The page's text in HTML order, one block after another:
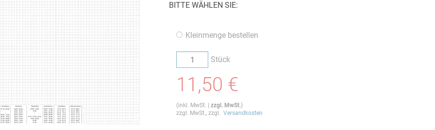
BITTE WÄHLEN SIE:
Kleinmenge bestellen
Stück
11,50 €
(inkl. MwSt. zzgl. MwSt.)
zzgl. MwSt., zzgl. Versandkosten